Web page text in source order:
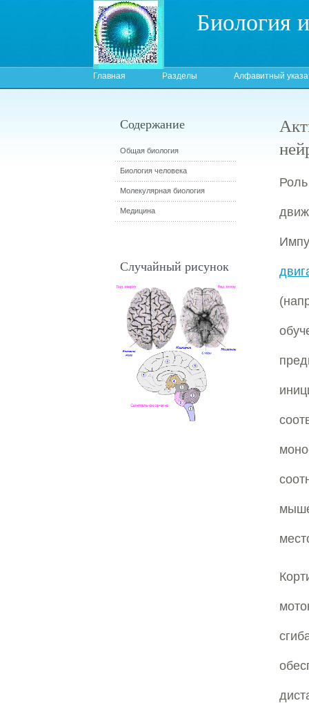
Биология
Главная Разделы Алфавитный
Содержание
Общая биология
Биология человека
Молекулярная биология
Медицина
Случайный рисунок